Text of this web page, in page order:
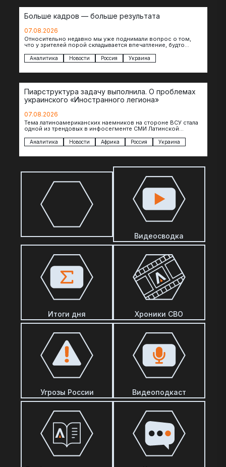
Больше кадров — больше результата
07.08.2026
Относительно недавно мы уже поднимали вопрос о том,
что у зрителей порой складывается впечатление, будто
Аналитика Новости Россия Украина
Пиарструктура задачу выполнила. О проблемах
украинского «Иностранного легиона»
07.08.2026
Тема латиноамериканских наемников на стороне ВСУ стала
одной из трендовых в инфосегменте СМИ Латинской
Аналитика Новости Африка Россия Украина
Видеосводка
Итоги дня Хроники СВО
Угрозы России Видеоподкаст